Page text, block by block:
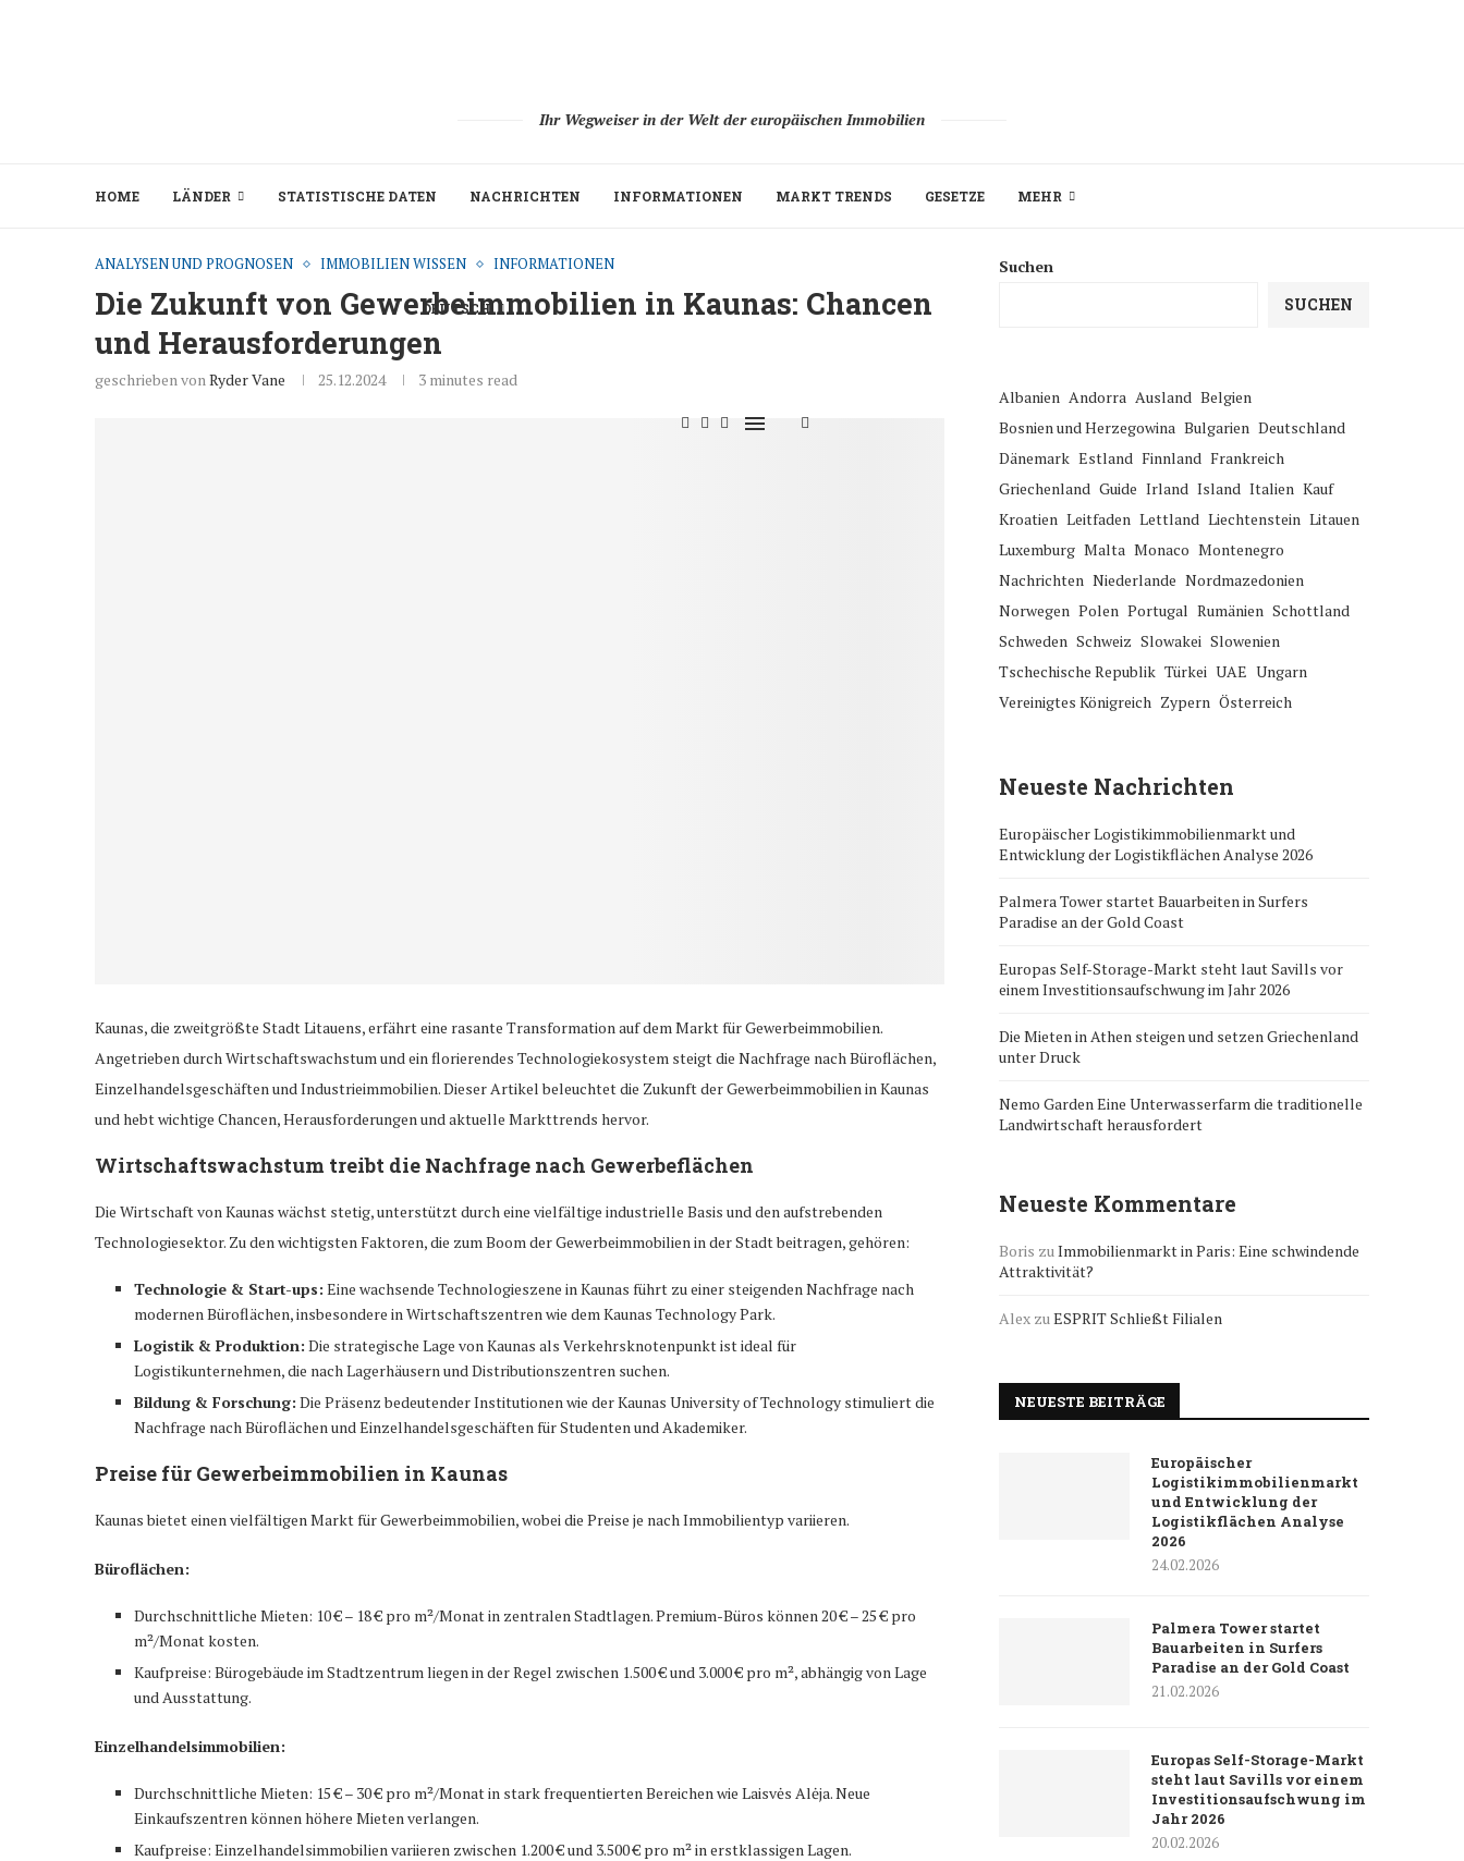
Ihr Wegweiser in der Welt der europäischen Immobilien
HOME LÄNDER STATISTISCHE DATEN NACHRICHTEN INFORMATIONEN MARKT TRENDS GESETZE MEHR
DEUTSCH
ANALYSEN UND PROGNOSEN IMMOBILIEN WISSEN INFORMATIONEN
Die Zukunft von Gewerbeimmobilien in Kaunas: Chancen
und Herausforderungen
geschrieben vonRyder Vane 25.12.2024 3 minutes read
Kaunas, die zweitgrößte Stadt Litauens, erfährt eine rasante Transformation auf dem Markt für Gewerbeimmobilien.
Angetrieben durch Wirtschaftswachstum und ein florierendes Technologiekosystem steigt die Nachfrage nach Büroflächen,
Einzelhandelsgeschäften und Industrieimmobilien. Dieser Artikel beleuchtet die Zukunft der Gewerbeimmobilien in Kaunas
und hebt wichtige Chancen, Herausforderungen und aktuelle Markttrends hervor.
Wirtschaftswachstum treibt die Nachfrage nach Gewerbeflächen
Die Wirtschaft von Kaunas wächst stetig, unterstützt durch eine vielfältige industrielle Basis und den aufstrebenden
Technologiesektor. Zu den wichtigsten Faktoren, die zum Boom der Gewerbeimmobilien in der Stadt beitragen, gehören:
Technologie & Start-ups: Eine wachsende Technologieszene in Kaunas führt zu einer steigenden Nachfrage nach
modernen Büroflächen, insbesondere in Wirtschaftszentren wie dem Kaunas Technology Park.
Logistik & Produktion: Die strategische Lage von Kaunas als Verkehrsknotenpunkt ist ideal für
Logistikunternehmen, die nach Lagerhäusern und Distributionszentren suchen.
Bildung & Forschung: Die Präsenz bedeutender Institutionen wie der Kaunas University of Technology stimuliert die
Nachfrage nach Büroflächen und Einzelhandelsgeschäften für Studenten und Akademiker.
Preise für Gewerbeimmobilien in Kaunas
Kaunas bietet einen vielfältigen Markt für Gewerbeimmobilien, wobei die Preise je nach Immobilientyp variieren.
Büroflächen:
Durchschnittliche Mieten: 10 € – 18 € pro m²/Monat in zentralen Stadtlagen. Premium-Büros können 20 € – 25 € pro
m²/Monat kosten.
Kaufpreise: Bürogebäude im Stadtzentrum liegen in der Regel zwischen 1.500 € und 3.000 € pro m², abhängig von Lage
und Ausstattung.
Einzelhandelsimmobilien:
Durchschnittliche Mieten: 15 € – 30 € pro m²/Monat in stark frequentierten Bereichen wie Laisvės Alėja. Neue
Einkaufszentren können höhere Mieten verlangen.
Kaufpreise: Einzelhandelsimmobilien variieren zwischen 1.200 € und 3.500 € pro m² in erstklassigen Lagen.
Suchen
SUCHEN
Albanien Andorra Ausland Belgien
Bosnien und Herzegowina Bulgarien Deutschland
Dänemark Estland Finnland Frankreich
Griechenland Guide Irland Island Italien Kauf
Kroatien Leitfaden Lettland Liechtenstein Litauen
Luxemburg Malta Monaco Montenegro
Nachrichten Niederlande Nordmazedonien
Norwegen Polen Portugal Rumänien Schottland
Schweden Schweiz Slowakei Slowenien
Tschechische Republik Türkei UAE Ungarn
Vereinigtes Königreich Zypern Österreich
Neueste Nachrichten
Europäischer Logistikimmobilienmarkt und
Entwicklung der Logistikflächen Analyse 2026
Palmera Tower startet Bauarbeiten in Surfers
Paradise an der Gold Coast
Europas Self-Storage-Markt steht laut Savills vor
einem Investitionsaufschwung im Jahr 2026
Die Mieten in Athen steigen und setzen Griechenland
unter Druck
Nemo Garden Eine Unterwasserfarm die traditionelle
Landwirtschaft herausfordert
Neueste Kommentare
Boris zuImmobilienmarkt in Paris: Eine schwindende
Attraktivität?
Alex zuESPRIT Schließt Filialen
NEUESTE BEITRÄGE
Europäischer
Logistikimmobilienmarkt
und Entwicklung der
Logistikflächen Analyse
2026
24.02.2026
Palmera Tower startet
Bauarbeiten in Surfers
Paradise an der Gold Coast
21.02.2026
Europas Self-Storage-Markt
steht laut Savills vor einem
Investitionsaufschwung im
Jahr 2026
20.02.2026